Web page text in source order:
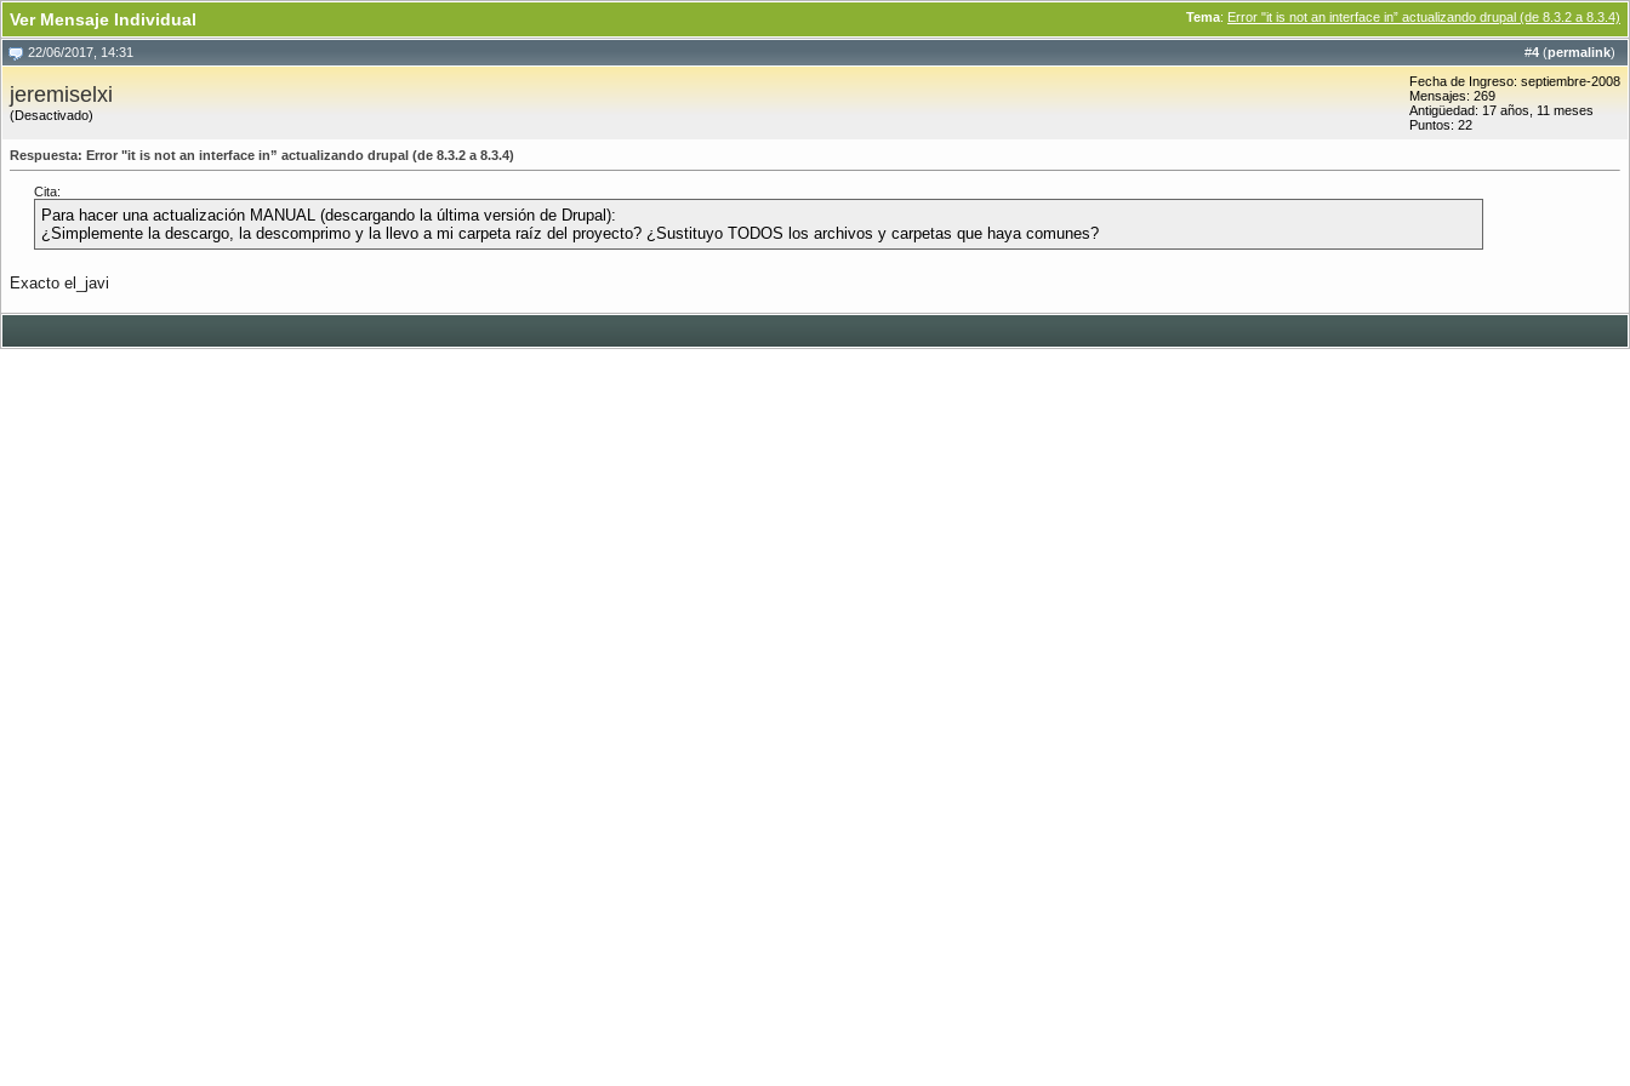
Tema: Error "it is not an interface in” actualizando drupal (de 8.3.2 a 8.3.4)
Ver Mensaje Individual
#4 (permalink)
22/06/2017, 14:31
jeremiselxi
(Desactivado)
Fecha de Ingreso: septiembre-2008
Mensajes: 269
Antigüedad: 17 años, 11 meses
Puntos: 22
Respuesta: Error "it is not an interface in” actualizando drupal (de 8.3.2 a 8.3.4)
Cita:
Para hacer una actualización MANUAL (descargando la última versión de Drupal):
¿Simplemente la descargo, la descomprimo y la llevo a mi carpeta raíz del proyecto? ¿Sustituyo TODOS los archivos y carpetas que haya comunes?
Exacto el_javi